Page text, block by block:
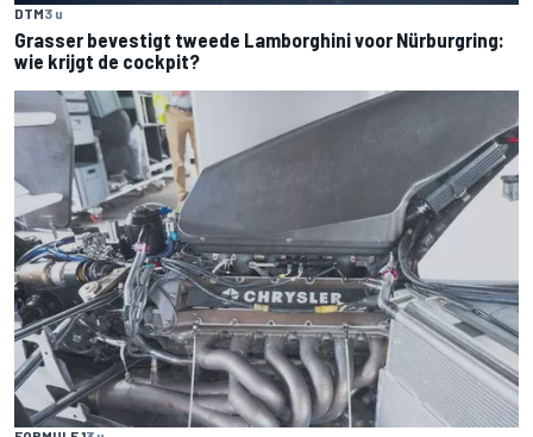
DTM3 u
Grasser bevestigt tweede Lamborghini voor Nürburgring:
wie krijgt de cockpit?